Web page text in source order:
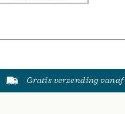
Gratis verzending